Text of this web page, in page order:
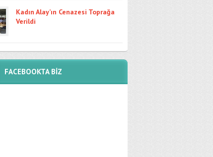
Kadın Alay’ın Cenazesi Toprağa
Verildi
FACEBOOKTA BİZ